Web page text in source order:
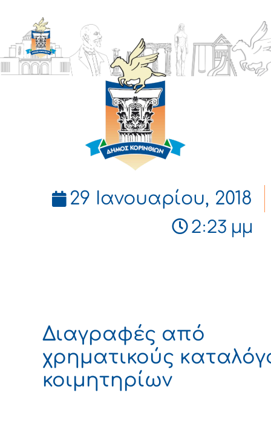
ΔΗΜΟΣ
ΚΟΡΙΝΘΙΩΝ
29 Ιανουαρίου, 2018
2:23 μμ
Διαγραφές από
χρηματικούς
κοιμητηρίων